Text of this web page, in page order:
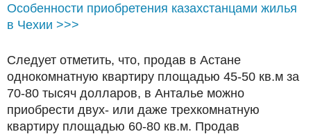
Особенности приобретения казахстанцами жилья
в Чехии >>>
Следует отметить, что, продав в Астане
однокомнатную квартиру площадью 45-50 кв.м за
70-80 тысяч долларов, в Анталье можно
приобрести двух- или даже трехкомнатную
квартиру площадью 60-80 кв.м. Продав